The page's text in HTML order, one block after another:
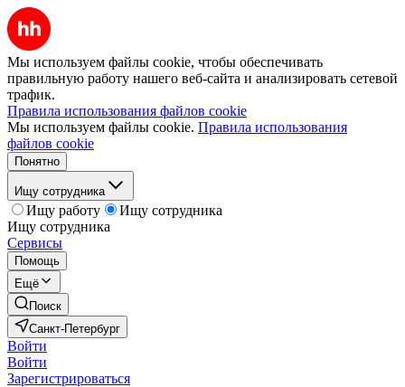
Мы используем файлы cookie, чтобы обеспечивать
правильную работу нашего веб-сайта и анализировать сетевой
трафик.
Правила использования файлов cookie
Мы используем файлы cookie. Правила использования
файлов cookie
Понятно
Ищу сотрудника
Ищу работу
Ищу сотрудника
Ищу сотрудника
Сервисы
Помощь
Ещё
Поиск
Санкт-Петербург
Войти
Войти
Зарегистрироваться